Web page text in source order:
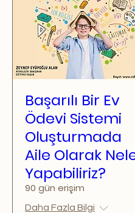
Başarılı Bir Ev
Ödevi Sistemi
Oluşturmada
Aile Olarak
Yapabiliriz?
90 gün erişim
Daha Fazla Bilgi